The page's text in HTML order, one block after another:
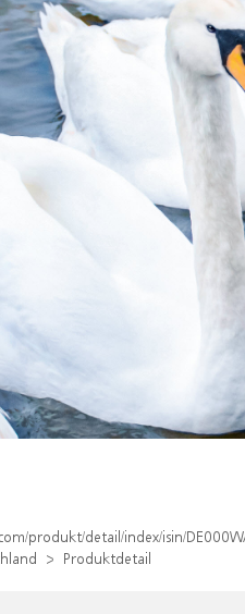
produkt/detail/index/isin/
Produktdetail